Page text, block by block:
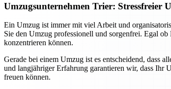
Umzugsunternehmen Trier: Stressfreier
Ein Umzug ist immer mit viel Arbeit und
Sie den Umzug professionell und sorgenfrei. Egal
konzentrieren können.
Gerade bei einem Umzug ist es entscheidend, dass
und langjähriger Erfahrung garantieren wir, dass Ihr
freuen können.